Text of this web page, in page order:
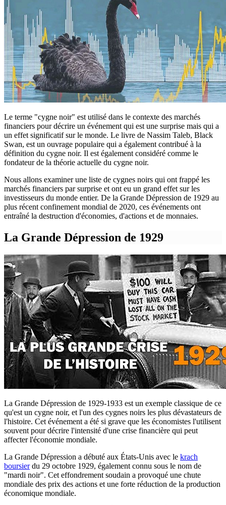
Le terme "cygne noir" est utilisé dans le contexte des marchés
financiers pour décrire un événement qui est une surprise mais qui a
un effet significatif sur le monde. Le livre de Nassim Taleb, Black
Swan, est un ouvrage populaire qui a également contribué à la
définition du cygne noir. Il est également considéré comme le
fondateur de la théorie actuelle du cygne noir.
Nous allons examiner une liste de cygnes noirs qui ont frappé les
marchés financiers par surprise et ont eu un grand effet sur les
investisseurs du monde entier. De la Grande Dépression de 1929 au
plus récent confinement mondial de 2020, ces événements ont
entraîné la destruction d'économies, d'actions et de monnaies.
La Grande Dépression de 1929
La Grande Dépression de 1929-1933 est un exemple classique de ce
qu'est un cygne noir, et l'un des cygnes noirs les plus dévastateurs de
l'histoire. Cet événement a été si grave que les économistes l'utilisent
souvent pour décrire l'intensité d'une crise financière qui peut
affecter l'économie mondiale.
La Grande Dépression a débuté aux États-Unis avec le krach
boursierdu 29 octobre 1929, également connu sous le nom de
"mardi noir". Cet effondrement soudain a provoqué une chute
mondiale des prix des actions et une forte réduction de la production
économique mondiale.